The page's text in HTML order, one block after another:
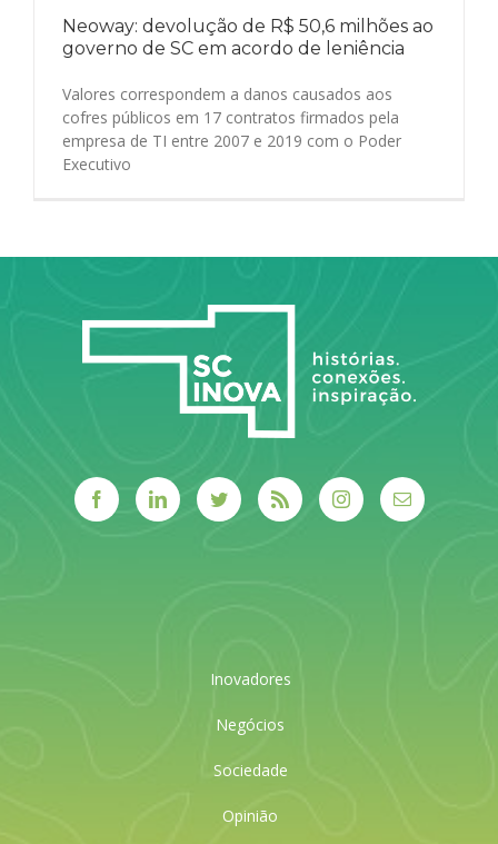
Neoway: devolução de R$ 50,6 milhões ao
governo de SC em acordo de leniência
Valores correspondem a danos causados aos
cofres públicos em 17 contratos firmados pela
empresa de TI entre 2007 e 2019 com o Poder
Executivo
Inovadores
Negócios
Sociedade
Opinião